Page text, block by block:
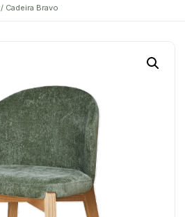
/ Cadeira Bravo